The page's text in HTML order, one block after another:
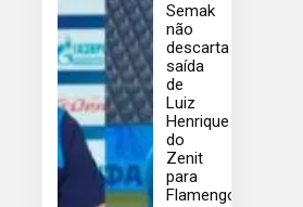
Semak
não
descarta
saída
de
Luiz
Henrique
do
Zenit
para
Flamengo